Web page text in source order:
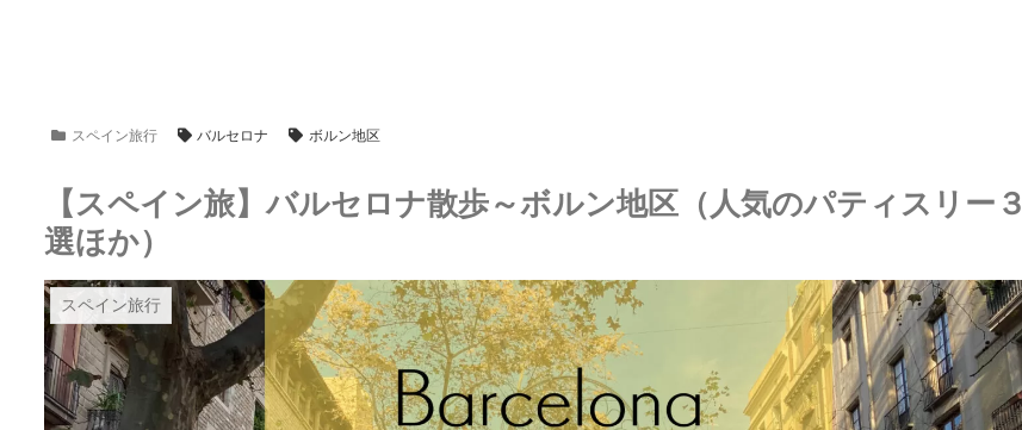
スペイン旅行 バルセロナ ボルン地区
【スペイン旅】バルセロナ散歩～ボルン地区（人気のパティスリー３
選ほか）
スペイン旅行